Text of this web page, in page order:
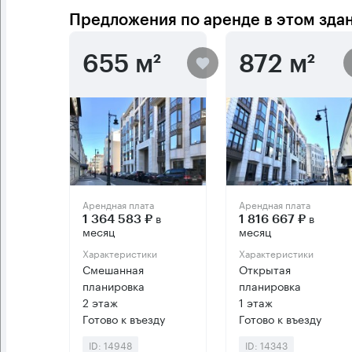
Предложения по аренде в этом
655 м²
Арендная плата
1 364 583 ₽ в
месяц
Характеристики
Смешанная
планировка
2 этаж
Готово к въезду
ID: 14948
872 м²
Арендная плата
1 816 667 ₽в
месяц
Характеристики
Открытая
планировка
1 этаж
Готово к въезду
ID: 14343